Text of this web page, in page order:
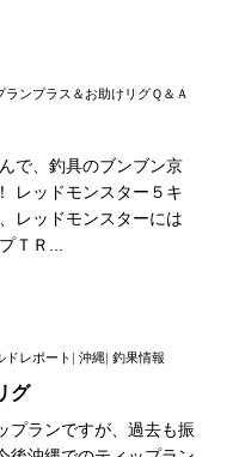
ランプラス＆お助けリグＱ＆Ａ
で、釣具のブンブン京
レッドモンスター５キ
レッドモンスターには
ＴＲ...
ドレポート |沖縄|釣果情報
グ
プランですが、過去も振